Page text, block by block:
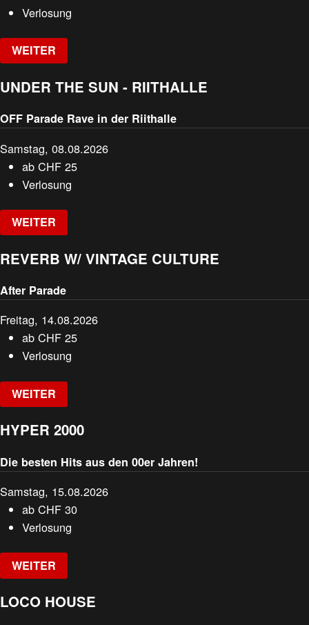
Verlosung
WEITER
UNDER THE SUN - RIITHALLE
OFF Parade Rave in der Riithalle
Samstag, 08.08.2026
abCHF 25
Verlosung
WEITER
REVERB W/ VINTAGE CULTURE
After Parade
Freitag, 14.08.2026
abCHF 25
Verlosung
WEITER
HYPER 2000
Die besten Hits aus den 00er Jahren!
Samstag, 15.08.2026
abCHF 30
Verlosung
WEITER
LOCO HOUSE